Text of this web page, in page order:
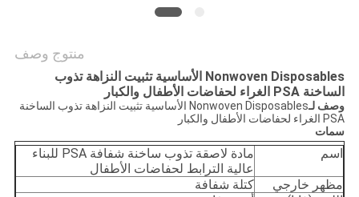
منتوج وصف
Nonwoven Disposables الأساسية تثبيت النزاهة تذوب
الساخنة PSA الغراء لحفاضات الأطفال والكبار
وصف لـ
Nonwoven Disposables الأساسية تثبيت النزاهة تذوب الساخنة
PSA الغراء لحفاضات الأطفال والكبار
سمات
اسم
مادة لاصقة تذوب ساخنة شفافة PSA للبناء
عالية الترابط لحفاضات الأطفال
مظهر خارجي
كتلة شفافة